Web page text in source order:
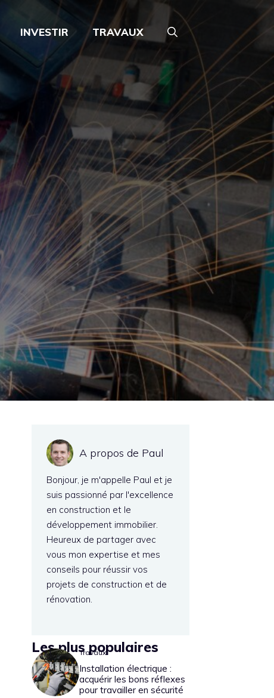
INVESTIR TRAVAUX
A propos de Paul
Bonjour, je m'appelle Paul et je
suis passionné par l'excellence
en construction et le
développement immobilier.
Heureux de partager avec
vous mon expertise et mes
conseils pour réussir vos
projets de construction et de
rénovation.
Les plus populaires
Travaux
Installation électrique :
acquérir les bons réflexes
pour travailler en sécurité